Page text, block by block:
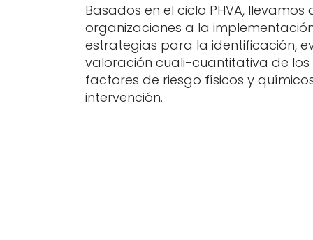
Basados en el ciclo PHVA, llevamos
organizaciones a la
estrategias para la identificación,
valoración cuali-cuantitativa de los
factores de riesgo físicos y
intervención.